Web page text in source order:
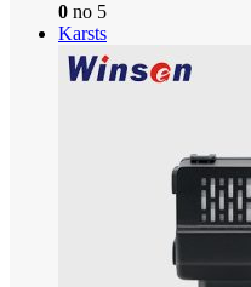
0 no 5
Karsts